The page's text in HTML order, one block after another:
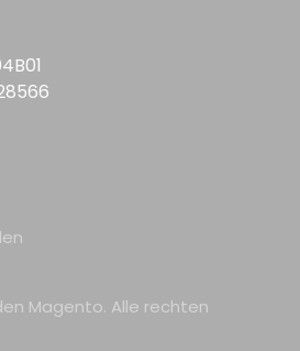
Magento. Alle rechten